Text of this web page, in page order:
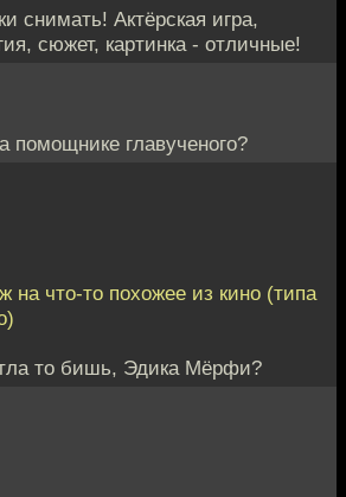
снимать! Актёрская игра,
сюжет, картинка - отличные!
помощнике главученого?
на что-то похожее из кино (типа
то бишь, Эдика Мёрфи?